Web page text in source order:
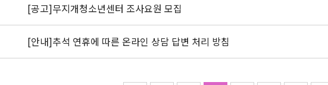
[공고]무지개청소년센터 조사요원 모집
[안내]추석 연휴에 따른 온라인 상담 답변 처리 방침